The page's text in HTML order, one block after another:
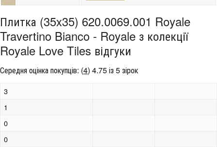
Плитка (35x35) 620.0069.001 Royale
Travertino Bianco - Royale з колекції
Royale Love Tiles відгуки
Середня оцінка покупців: (4) 4.75 із 5 зірок
3
1
0
0